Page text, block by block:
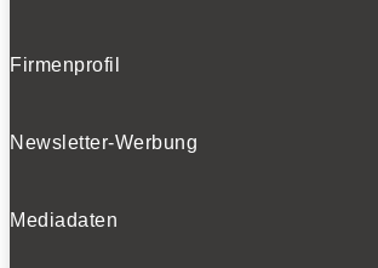
Firmenprofil
Newsletter-Werbung
Mediadaten